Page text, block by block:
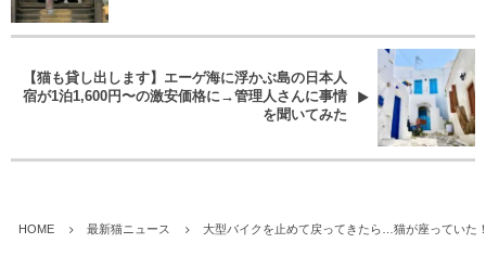
【猫も貸し出します】エーゲ海に浮かぶ島の日本人
宿が1泊1,600円〜の激安価格に→管理人さんに事情
を聞いてみた
HOME 最新猫ニュース 大型バイクを止めて戻ってきたら…猫が座っていた